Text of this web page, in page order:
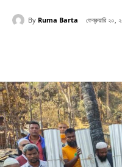
By Ruma Barta ফেব্রুয়ারি ২০,